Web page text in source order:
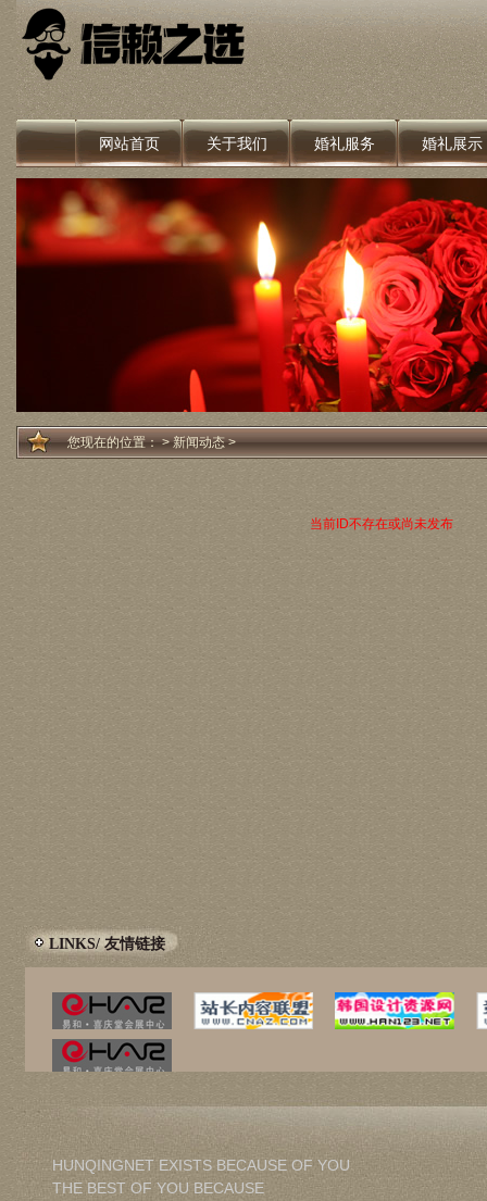
网站首页 关于我们 婚礼服务 婚礼展示
您现在的位置：>新闻动态>
当前ID不存在或尚未发布
LINKS/ 友情链接
HUNQINGNET EXISTS BECAUSE OF YOU
THE BEST OF YOU BECAUSE